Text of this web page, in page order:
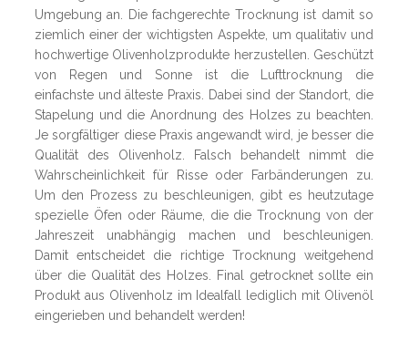
Umgebung an. Die fachgerechte Trocknung ist damit so
ziemlich einer der wichtigsten Aspekte, um qualitativ und
hochwertige Olivenholzprodukte herzustellen. Geschützt
von Regen und Sonne ist die Lufttrocknung die
einfachste und älteste Praxis. Dabei sind der Standort, die
Stapelung und die Anordnung des Holzes zu beachten.
Je sorgfältiger diese Praxis angewandt wird, je besser die
Qualität des Olivenholz. Falsch behandelt nimmt die
Wahrscheinlichkeit für Risse oder Farbänderungen zu.
Um den Prozess zu beschleunigen, gibt es heutzutage
spezielle Öfen oder Räume, die die Trocknung von der
Jahreszeit unabhängig machen und beschleunigen.
Damit entscheidet die richtige Trocknung weitgehend
über die Qualität des Holzes. Final getrocknet sollte ein
Produkt aus Olivenholz im Idealfall lediglich mit Olivenöl
eingerieben und behandelt werden!